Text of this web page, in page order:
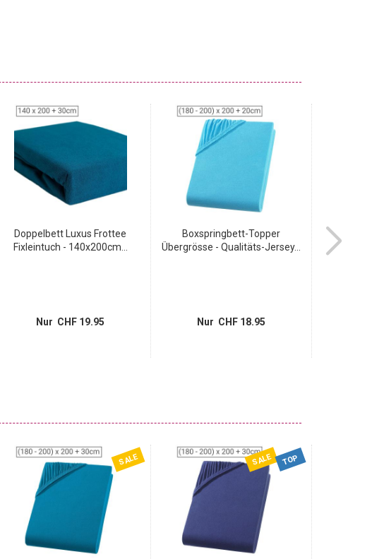
Doppelbett Luxus Frottee
Fixleintuch - 140x200cm...
Nur CHF 19.95
Boxspringbett-Topper
Übergrösse - Qualitäts-Jersey...
Nur CHF 18.95
SALE SALE TOP